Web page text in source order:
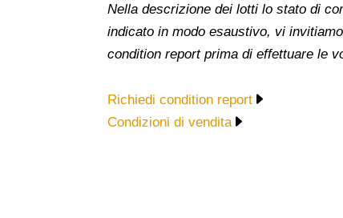
Nella descrizione dei lotti lo stato di
indicato in modo esaustivo, vi
condition report prima di effettuare le
Richiedi condition report
Condizioni di vendita